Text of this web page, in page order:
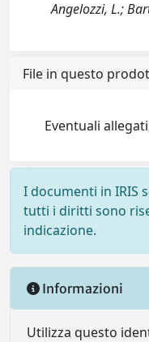
Angelozzi, L.;
File in questo
Eventuali
I documenti in IRIS
tutti i diritti sono
indicazione.
Informazioni
Utilizza questo